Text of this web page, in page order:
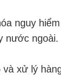
nguy
nước ngoài.
xử lý